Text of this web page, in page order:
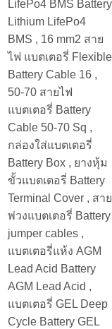
LifePo4 BMS Battery
Lithium LifePo4
BMS , 16 mm2 สาย
ไฟ แบตเตอรี่ Flexible
Battery Cable 16 ,
50-70 สายไฟ
แบตเตอรี่ Battery
Cable 50-70 Sq ,
กล่องใส่แบตเตอรี่
Battery Box , ยางหุ้ม
ขั้วแบตเตอรี่ Battery
Terminal Cover , สาย
พ่วงแบตเตอรี่ Battery
jumper cables ,
แบตเตอรี่แห้ง AGM
Lead Acid Battery
AGM Lead Acid ,
แบตเตอรี่ GEL Deep
Cycle Battery GEL